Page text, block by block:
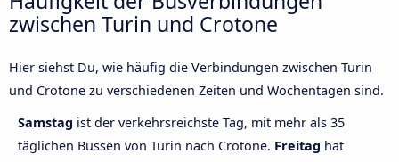
zwischen Turin und Crotone
Hier siehst Du, wie häufig die Verbindungen zwischen Turin
und Crotone zu verschiedenen Zeiten und Wochentagen sind.
Samstag ist der verkehrsreichste Tag, mit mehr als 35
täglichen Bussen von Turin nach Crotone. Freitag hat